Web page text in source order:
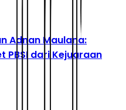
Adnan Maulana:
PBSI dari Kejuaraan